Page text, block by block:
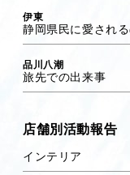
伊東
静岡県民に愛され
品川八潮
旅先での出来事
店舗別活動報告
インテリア